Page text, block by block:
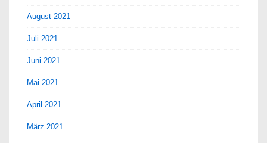
August 2021
Juli 2021
Juni 2021
Mai 2021
April 2021
März 2021